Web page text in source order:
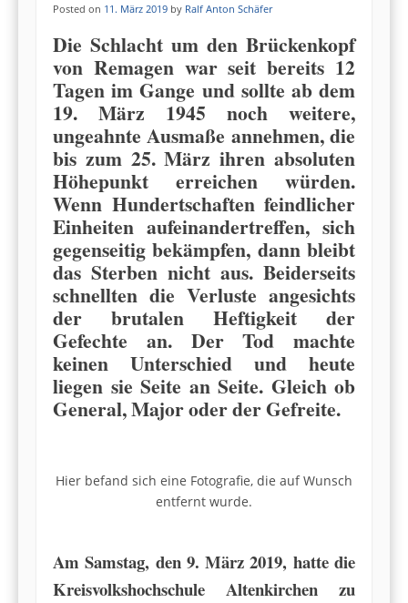
Posted on 11. März 2019 by Ralf Anton Schäfer
Die Schlacht um den Brückenkopf
von Remagen war seit bereits 12
Tagen im Gange und sollte ab dem
19. März 1945 noch weitere,
ungeahnte Ausmaße annehmen, die
bis zum 25. März ihren absoluten
Höhepunkt erreichen würden.
Wenn Hundertschaften feindlicher
Einheiten aufeinandertreffen, sich
gegenseitig bekämpfen, dann bleibt
das Sterben nicht aus. Beiderseits
schnellten die Verluste angesichts
der brutalen Heftigkeit der
Gefechte an. Der Tod machte
keinen Unterschied und heute
liegen sie Seite an Seite. Gleich ob
General, Major oder der Gefreite.
Hier befand sich eine Fotografie, die auf Wunsch
entfernt wurde.
Am Samstag, den 9. März 2019, hatte die
Kreisvolkshochschule Altenkirchen zu